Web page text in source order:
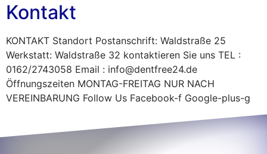
Kontakt
KONTAKT Standort Postanschrift: Waldstraße 25
Werkstatt: Waldstraße 32 kontaktieren Sie uns TEL :
0162/2743058 Email : info@dentfree24.de
Öffnungszeiten MONTAG-FREITAG NUR NACH
VEREINBARUNG Follow Us Facebook-f Google-plus-g